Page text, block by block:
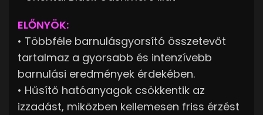
ELŐNYÖK:
• Többféle barnulásgyorsító összetevőt
tartalmaz a gyorsabb és intenzívebb
barnulási eredmények érdekében.
• Hűsítő hatóanyagok csökkentik az
izzadást, miközben kellemesen friss érzést